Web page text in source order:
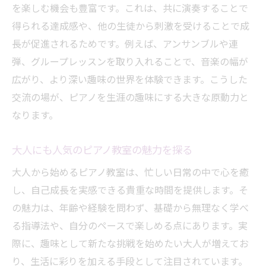
を楽しむ機会も豊富です。これは、共に演奏することで
得られる達成感や、他の生徒から刺激を受けることで成
長が促進されるためです。例えば、アンサンブルや連
弾、グループレッスンを取り入れることで、音楽の幅が
広がり、より深い趣味の世界を体験できます。こうした
交流の場が、ピアノを生涯の趣味にする大きな原動力と
なります。
大人にも人気のピアノ教室の魅力を探る
大人から始めるピアノ教室は、忙しい日常の中で心を癒
し、自己成長を実感できる貴重な時間を提供します。そ
の魅力は、年齢や経験を問わず、基礎から無理なく学べ
る指導法や、自分のペースで楽しめる点にあります。実
際に、趣味として新たな挑戦を始めたい大人が増えてお
り、生活に彩りを加える手段として注目されています。